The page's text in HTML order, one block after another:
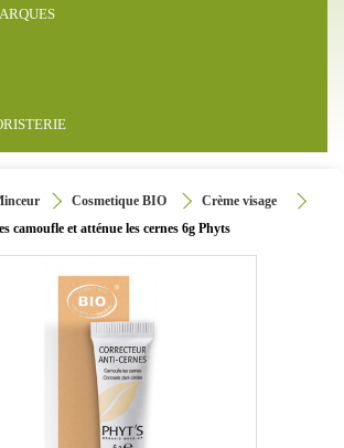
Cosmetique BIO
Crème visage
camoufle et atténue les cernes 6g Phyts